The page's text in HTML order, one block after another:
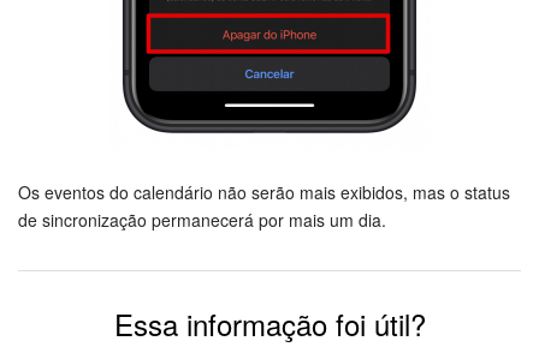
Os eventos do calendário não serão mais exibidos, mas o status
de sincronização permanecerá por mais um dia.
Essa informação foi útil?